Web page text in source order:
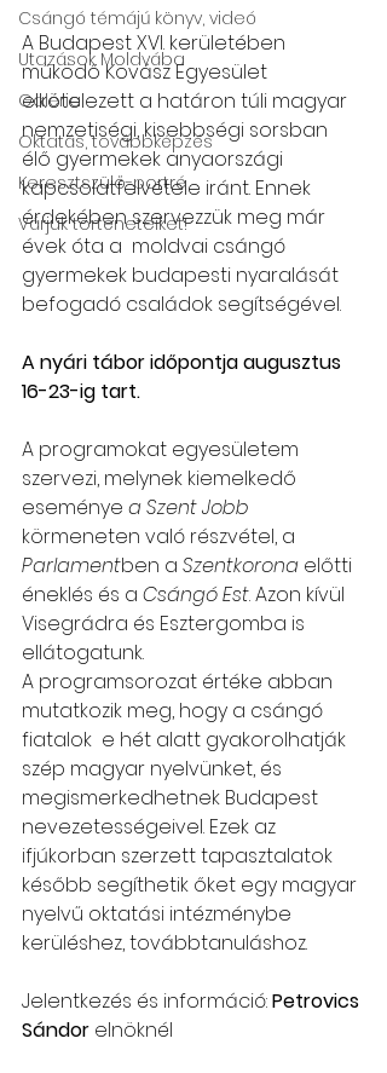
Csángó témájú könyv, videó
Utazások Moldvába
Galéria
Oktatás, továbbképzés
Keresztszülő-portré
Várjuk történeteiket!
A Budapest XVI. kerületében
működő Kovász Egyesület
elkötelezett a határon túli magyar
nemzetiségi, kisebbségi sorsban
élő gyermekek anyaországi
kapcsolatfelvétele iránt. Ennek
érdekében szervezzük meg már
évek óta a  moldvai csángó
gyermekek budapesti nyaralását
befogadó családok segítségével.
A nyári tábor időpontja augusztus
16-23-ig tart.
A programokat egyesületem
szervezi, melynek kiemelkedő
eseménye a Szent Jobb
körmeneten való részvétel, a
Parlamentben a Szentkorona előtti
éneklés és a Csángó Est. Azon kívül
Visegrádra és Esztergomba is
ellátogatunk.
A programsorozat értéke abban
mutatkozik meg, hogy a csángó
fiatalok  e hét alatt gyakorolhatják
szép magyar nyelvünket, és
megismerkedhetnek Budapest
nevezetességeivel. Ezek az
ifjúkorban szerzett tapasztalatok
később segíthetik őket egy magyar
nyelvű oktatási intézménybe
kerüléshez, továbbtanuláshoz.
Jelentkezés és információ: Petrovics
Sándor elnöknél